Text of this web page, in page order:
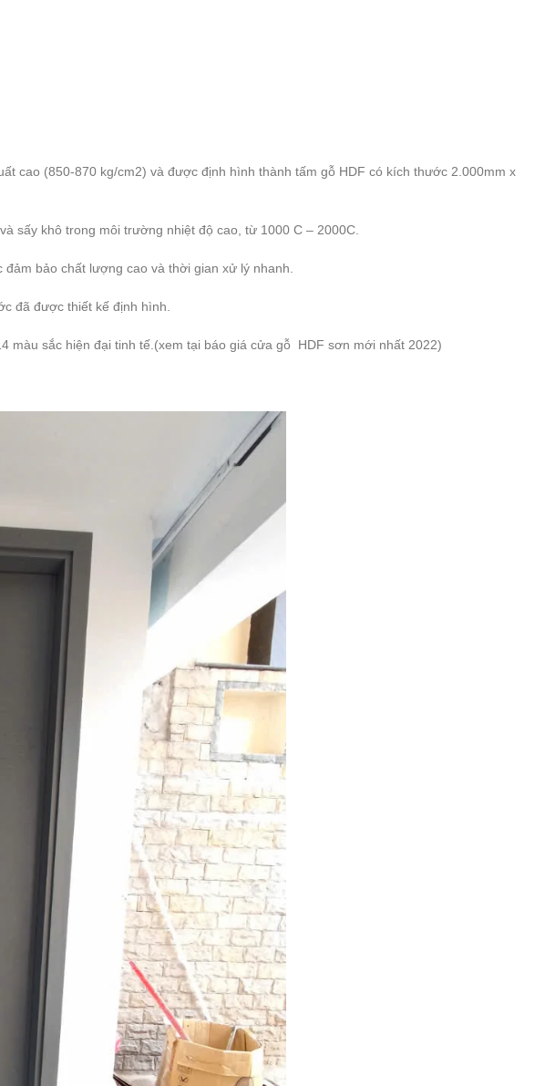
cao (850-870 kg/cm2) và được định hình thành tấm gỗ HDF có kích thước 2.000mm x
sấy khô trong môi trường nhiệt độ cao, từ 1000 C – 2000C.
bảo chất lượng cao và thời gian xử lý nhanh.
đã được thiết kế định hình.
màu sắc hiện đại tinh tế.(xem tại báo giá cửa gỗ HDF sơn mới nhất 2022)